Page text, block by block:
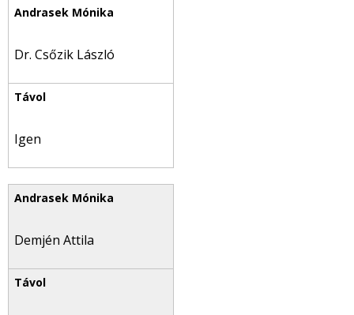
Dr. Csőzik László
Igen
Demjén Attila